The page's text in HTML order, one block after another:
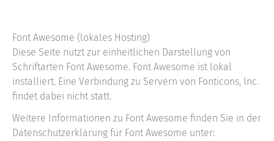
Font Awesome (lokales Hosting)
Diese Seite nutzt zur einheitlichen Darstellung von
Schriftarten Font Awesome. Font Awesome ist lokal
installiert. Eine Verbindung zu Servern von Fonticons, Inc.
findet dabei nicht statt.
Weitere Informationen zu Font Awesome finden Sie in der
Datenschutzerklärung für Font Awesome unter: